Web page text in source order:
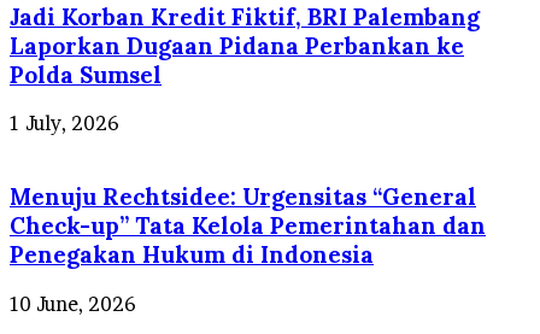
Jadi Korban Kredit Fiktif, BRI Palembang
Laporkan Dugaan Pidana Perbankan ke
Polda Sumsel
1 July, 2026
Menuju Rechtsidee: Urgensitas “General
Check-up” Tata Kelola Pemerintahan dan
Penegakan Hukum di Indonesia
10 June, 2026